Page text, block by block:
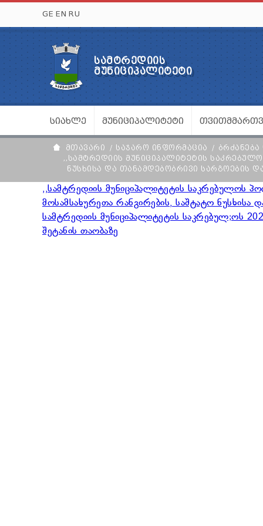
GE EN RU
ᲡᲐᲛᲢᲠᲔᲓᲘᲘᲡ
ᲛᲣᲜᲘᲪᲘᲞᲐᲚᲘᲢᲔᲢᲘ
ᲡᲘᲐᲮᲚᲔ ᲛᲣᲜᲘᲪᲘᲞᲐᲚᲘᲢᲔᲢᲘ
ᲛᲗᲐᲕᲐᲠᲘ ᲡᲐᲯᲐᲠᲝ ᲘᲜᲤᲝᲠᲛᲐᲪᲘᲐ
,,ᲡᲐᲛᲢᲠᲔᲓᲘᲘᲡ ᲛᲣᲜᲘᲪᲘᲞᲐᲚᲘᲢᲔᲢᲘᲡ
ᲜᲣᲡᲮᲘᲡᲐ ᲓᲐ ᲗᲐᲜᲐᲛᲓᲔᲑᲝᲑᲠᲘᲕᲘ ᲡᲐᲠᲒᲝᲔᲑᲘᲡ
,,სამტრედიის მუნიციპალიტეტის საკრებულოს
მოსამსახურეთა რანგირების, საშტატო ნუსხისა
სამტრედიის მუნიციპალიტეტის საკრებულ;ოს
შეტანის თაობაზე